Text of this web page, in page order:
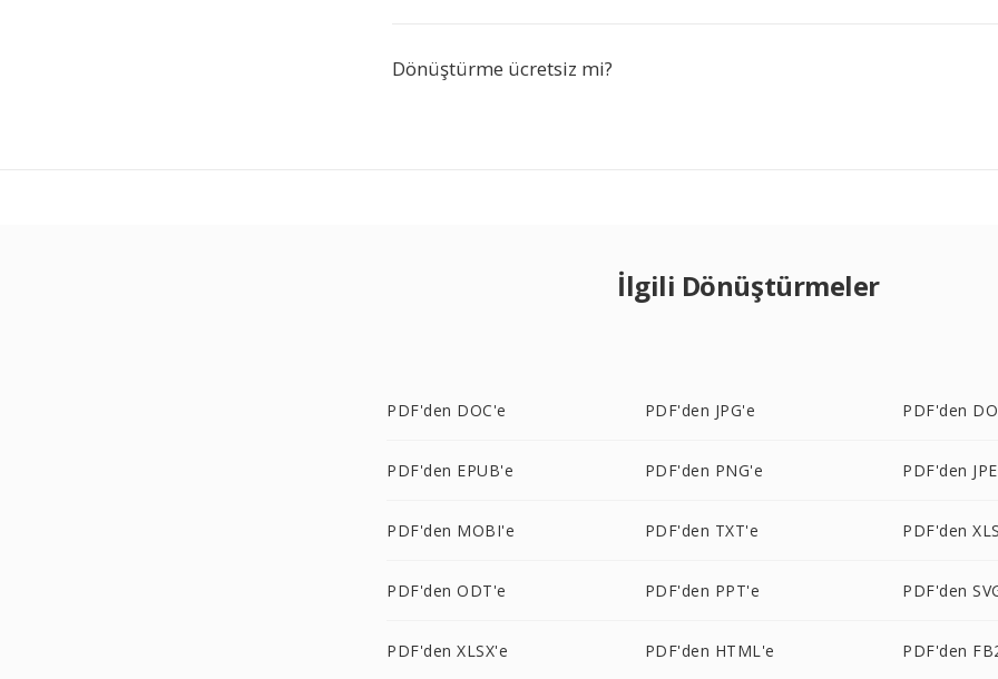
Dönüştürme ücretsiz mi?
İlgili Dönüştürmeler
PDF'den DOC'e PDF'den JPG'e PDF'den
PDF'den EPUB'e PDF'den PNG'e PDF'den
PDF'den MOBI'e PDF'den TXT'e PDF'den
PDF'den ODT'e PDF'den PPT'e PDF'den
PDF'den XLSX'e PDF'den HTML'e PDF'den